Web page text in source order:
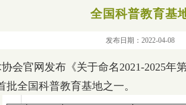
全国科普教育基
发布日期：2022-04-08
会官网发布《关于命名2021-2025年
全国科普教育基地之一。